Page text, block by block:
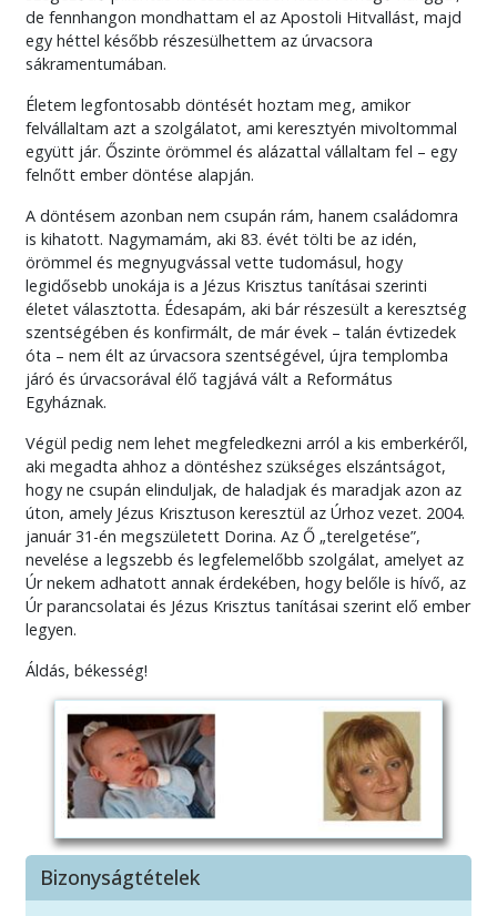
de fennhangon mondhattam el az Apostoli Hitvallást, majd
egy héttel később részesülhettem az úrvacsora
sákramentumában.
Életem legfontosabb döntését hoztam meg, amikor
felvállaltam azt a szolgálatot, ami keresztyén mivoltommal
együtt jár. Őszinte örömmel és alázattal vállaltam fel – egy
felnőtt ember döntése alapján.
A döntésem azonban nem csupán rám, hanem családomra
is kihatott. Nagymamám, aki 83. évét tölti be az idén,
örömmel és megnyugvással vette tudomásul, hogy
legidősebb unokája is a Jézus Krisztus tanításai szerinti
életet választotta. Édesapám, aki bár részesült a keresztség
szentségében és konfirmált, de már évek – talán évtizedek
óta – nem élt az úrvacsora szentségével, újra templomba
járó és úrvacsorával élő tagjává vált a Református
Egyháznak.
Végül pedig nem lehet megfeledkezni arról a kis emberkéről,
aki megadta ahhoz a döntéshez szükséges elszántságot,
hogy ne csupán elinduljak, de haladjak és maradjak azon az
úton, amely Jézus Krisztuson keresztül az Úrhoz vezet. 2004.
január 31-én megszületett Dorina. Az Ő „terelgetése”,
nevelése a legszebb és legfelemelőbb szolgálat, amelyet az
Úr nekem adhatott annak érdekében, hogy belőle is hívő, az
Úr parancsolatai és Jézus Krisztus tanításai szerint elő ember
legyen.
Áldás, békesség!
Bizonyságtételek